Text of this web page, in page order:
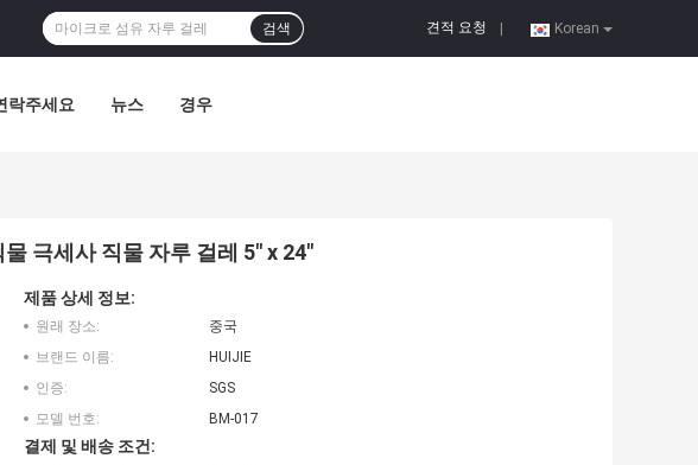
Korean
견적 요청
검색
락주세요 뉴스 경우
극세사 직물 자루 걸레 5" x 24"
제품 상세 정보:
원래 장소:
중국
브랜드 이름:
HUIJIE
인증:
SGS
모델 번호:
BM-017
결제 및 배송 조건: